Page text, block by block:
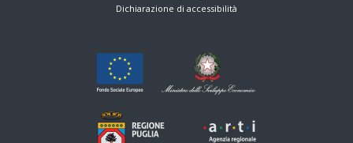
Dichiarazione di accessibilità